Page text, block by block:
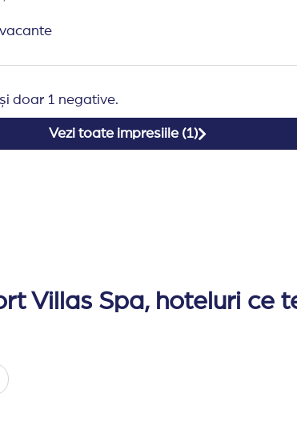
aceasta taxa.
doar 1 negative.
Vezi toate impresiile (1)
Villas Spa, hoteluri ce